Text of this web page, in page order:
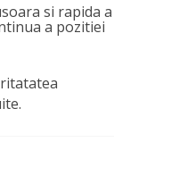
si rapida a
a pozitiei